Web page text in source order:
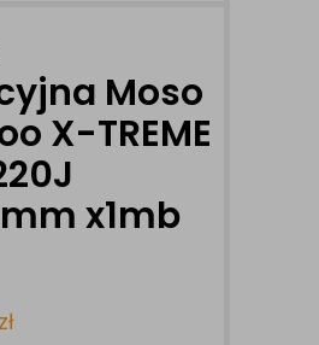
Moso
X-TREME
x1mb
zł